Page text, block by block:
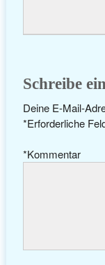
Schreibe
Deine E-Mail-
Erforderliche
*
Kommentar
*